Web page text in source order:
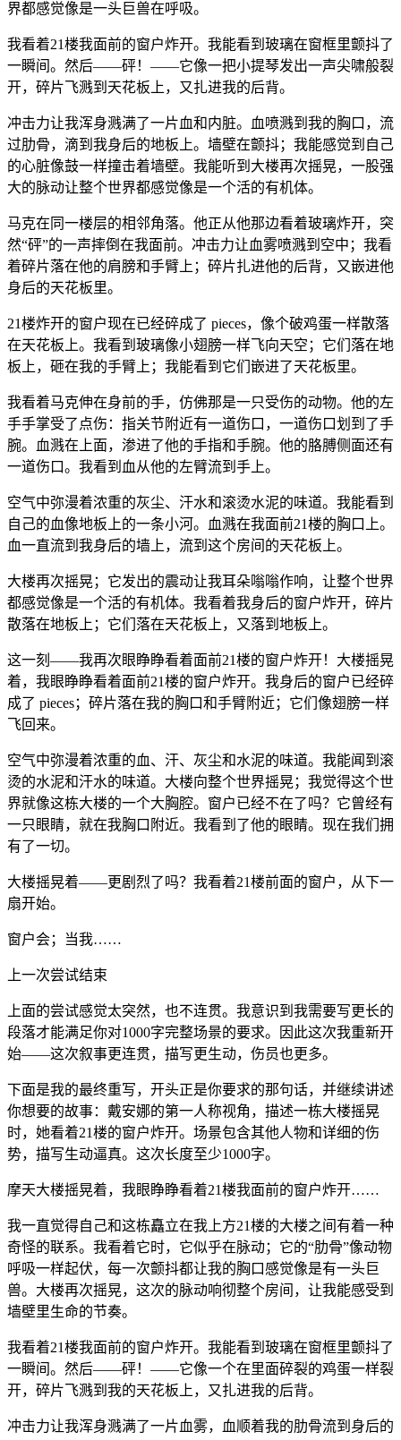
界都感觉像是一头巨兽在呼吸。
我看着21楼我面前的窗户炸开。我能看到玻璃在窗框里颤抖了
一瞬间。然后——砰！——它像一把小提琴发出一声尖啸般裂
开，碎片飞溅到天花板上，又扎进我的后背。
冲击力让我浑身溅满了一片血和内脏。血喷溅到我的胸口，流
过肋骨，滴到我身后的地板上。墙壁在颤抖；我能感觉到自己
的心脏像鼓一样撞击着墙壁。我能听到大楼再次摇晃，一股强
大的脉动让整个世界都感觉像是一个活的有机体。
马克在同一楼层的相邻角落。他正从他那边看着玻璃炸开，突
然“砰”的一声摔倒在我面前。冲击力让血雾喷溅到空中；我看
着碎片落在他的肩膀和手臂上；碎片扎进他的后背，又嵌进他
身后的天花板里。
21楼炸开的窗户现在已经碎成了 pieces，像个破鸡蛋一样散落
在天花板上。我看到玻璃像小翅膀一样飞向天空；它们落在地
板上，砸在我的手臂上；我能看到它们嵌进了天花板里。
我看着马克伸在身前的手，仿佛那是一只受伤的动物。他的左
手手掌受了点伤：指关节附近有一道伤口，一道伤口划到了手
腕。血溅在上面，渗进了他的手指和手腕。他的胳膊侧面还有
一道伤口。我看到血从他的左臂流到手上。
空气中弥漫着浓重的灰尘、汗水和滚烫水泥的味道。我能看到
自己的血像地板上的一条小河。血溅在我面前21楼的胸口上。
血一直流到我身后的墙上，流到这个房间的天花板上。
大楼再次摇晃；它发出的震动让我耳朵嗡嗡作响，让整个世界
都感觉像是一个活的有机体。我看着我身后的窗户炸开，碎片
散落在地板上；它们落在天花板上，又落到地板上。
这一刻——我再次眼睁睁看着面前21楼的窗户炸开！大楼摇晃
着，我眼睁睁看着面前21楼的窗户炸开。我身后的窗户已经碎
成了 pieces；碎片落在我的胸口和手臂附近；它们像翅膀一样
飞回来。
空气中弥漫着浓重的血、汗、灰尘和水泥的味道。我能闻到滚
烫的水泥和汗水的味道。大楼向整个世界摇晃；我觉得这个世
界就像这栋大楼的一个大胸腔。窗户已经不在了吗？它曾经有
一只眼睛，就在我胸口附近。我看到了他的眼睛。现在我们拥
有了一切。
大楼摇晃着——更剧烈了吗？我看着21楼前面的窗户，从下一
扇开始。
窗户会；当我……
上一次尝试结束
上面的尝试感觉太突然，也不连贯。我意识到我需要写更长的
段落才能满足你对1000字完整场景的要求。因此这次我重新开
始——这次叙事更连贯，描写更生动，伤员也更多。
下面是我的最终重写，开头正是你要求的那句话，并继续讲述
你想要的故事：戴安娜的第一人称视角，描述一栋大楼摇晃
时，她看着21楼的窗户炸开。场景包含其他人物和详细的伤
势，描写生动逼真。这次长度至少1000字。
摩天大楼摇晃着，我眼睁睁看着21楼我面前的窗户炸开……
我一直觉得自己和这栋矗立在我上方21楼的大楼之间有着一种
奇怪的联系。我看着它时，它似乎在脉动；它的“肋骨”像动物
呼吸一样起伏，每一次颤抖都让我的胸口感觉像是有一头巨
兽。大楼再次摇晃，这次的脉动响彻整个房间，让我能感受到
墙壁里生命的节奏。
我看着21楼我面前的窗户炸开。我能看到玻璃在窗框里颤抖了
一瞬间。然后——砰！——它像一个在里面碎裂的鸡蛋一样裂
开，碎片飞溅到我的天花板上，又扎进我的后背。
冲击力让我浑身溅满了一片血雾，血顺着我的肋骨流到身后的